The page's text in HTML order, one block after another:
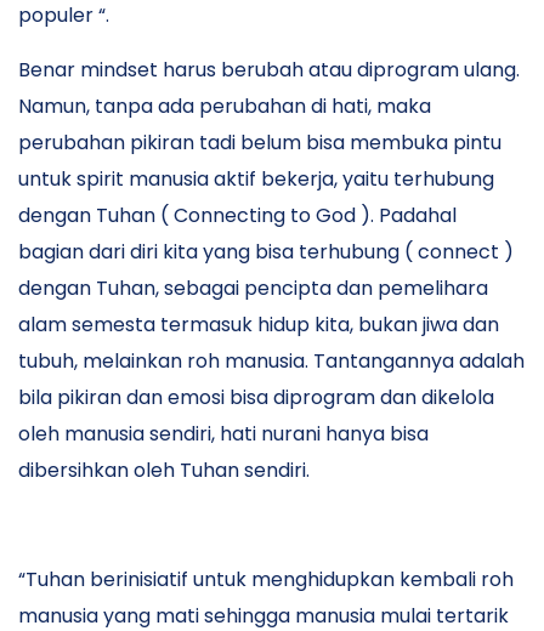
populer “.
Benar mindset harus berubah atau diprogram ulang.
Namun, tanpa ada perubahan di hati, maka
perubahan pikiran tadi belum bisa membuka pintu
untuk spirit manusia aktif bekerja, yaitu terhubung
dengan Tuhan ( Connecting to God ). Padahal
bagian dari diri kita yang bisa terhubung ( connect )
dengan Tuhan, sebagai pencipta dan pemelihara
alam semesta termasuk hidup kita, bukan jiwa dan
tubuh, melainkan roh manusia. Tantangannya adalah
bila pikiran dan emosi bisa diprogram dan dikelola
oleh manusia sendiri, hati nurani hanya bisa
dibersihkan oleh Tuhan sendiri.
“Tuhan berinisiatif untuk menghidupkan kembali roh
manusia yang mati sehingga manusia mulai tertarik